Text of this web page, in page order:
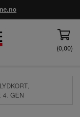
(0,00)
4. GEN